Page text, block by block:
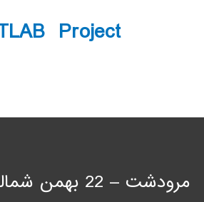
Project
مرودشت – 22 بهمن شمالی